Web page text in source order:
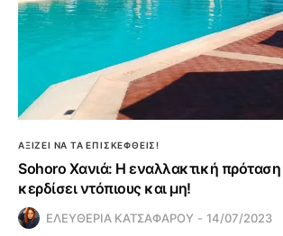
ΑΞΙΖΕΙ ΝΑ ΤΑ ΕΠΙΣΚΕΦΘΕΙΣ!
Sohoro Χανιά: Η εναλλακτική πρόταση
κερδίσει ντόπιους και μη!
ΕΛΕΥΘΕΡΙΑ ΚΑΤΣΑΦΑΡΟΥ 14/07/2023